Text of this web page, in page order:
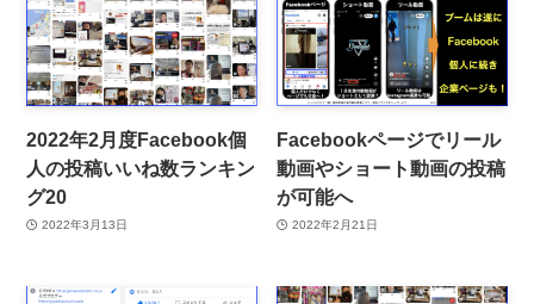
2022年2月度Facebook個
人の投稿いいね数ランキン
グ20
2022年3月13日
Facebookページでリール
動画やショート動画の投稿
が可能へ
2022年2月21日